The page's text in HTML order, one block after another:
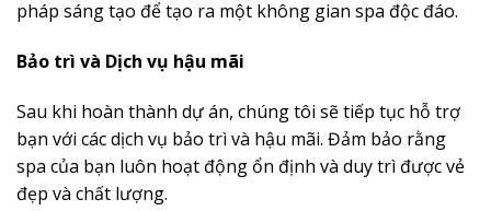
pháp sáng tạo để tạo ra một không gian spa độc đáo.
Bảo trì và Dịch vụ hậu mãi
Sau khi hoàn thành dự án, chúng tôi sẽ tiếp tục hỗ trợ
bạn với các dịch vụ bảo trì và hậu mãi. Đảm bảo rằng
spa của bạn luôn hoạt động ổn định và duy trì được vẻ
đẹp và chất lượng.